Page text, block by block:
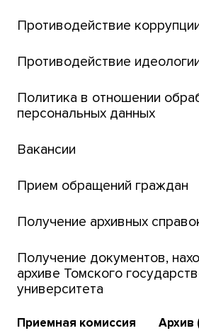
Английский для всех
ТГУ
Интернет-лицей
Открытые онлайн-курсы
Платежи онлайн
Банк инициатив по развитию
Противодействие
Противодействие
Политика в отношении
персональных данных
Вакансии
Прием обращений граждан
Получение архивных
Получение документов,
архиве Томского
университета
Приемная комиссия
Архив